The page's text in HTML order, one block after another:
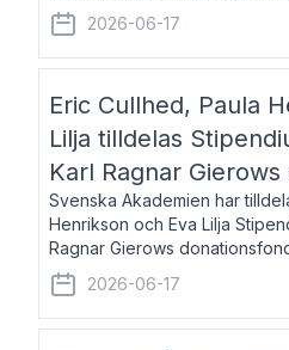
Stenroth och Svante
född 1981, är poet och
2026-06-17
Eric Cullhed, Paula
Lilja tilldelas
Karl Ragnar
Svenska Akademien har
Henrikson och Eva Lilja
Ragnar Gierows
Stipendiebeloppet är på 70
Cullhed, född 1985, är
2026-06-17